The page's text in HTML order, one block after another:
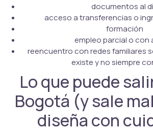
documentos al
acceso a transferencias o
formación
empleo parcial o con
reencuentro con redes familiares
existe y no siempre
Lo que puede
Bogotá (y sale
diseña con